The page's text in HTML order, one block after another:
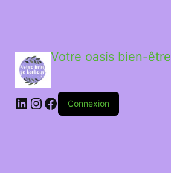
Votre oasis bien-être
LinkedIn
Instagram
Facebook
Connexion